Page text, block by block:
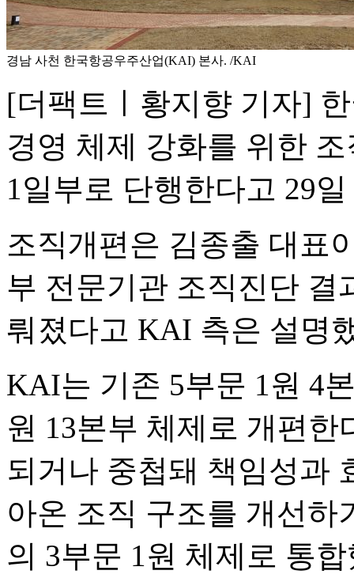
경남 사천 한국항공우주산업(KAI) 본사. /KAI
[더팩트ㅣ황지향 기자]
경영 체제 강화를 위한
1일부로 단행한다고 29
조직개편은 김종출 대표
부 전문기관 조직진단 결
뤄졌다고 KAI 측은 설명
KAI는 기존 5부문 1원 4
원 13본부 체제로 개편
되거나 중첩돼 책임성과
아온 조직 구조를 개선하
의 3부문 1원 체제로 통